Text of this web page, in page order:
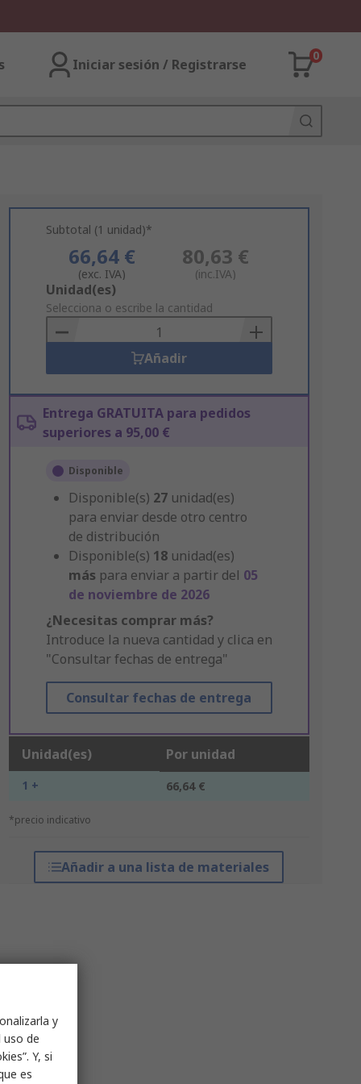
Iniciar sesión / Registrarse
0
Subtotal (1 unidad)*
66,64 €
(exc. IVA)
80,63 €
(inc.IVA)
Add
to
Basket
Unidad(es)
Selecciona o escribe la cantidad
Añadir
Entrega GRATUITA para pedidos
superiores a 95,00 €
Disponible
Disponible(s) 27 unidad(es)
para enviar desde otro centro
de distribución
Disponible(s) 18 unidad(es)
más para enviar a partir del 05
de noviembre de 2026
¿Necesitas comprar más?
Introduce la nueva cantidad y clica en
"Consultar fechas de entrega"
Consultar fechas de entrega
Unidad(es) Por unidad
1 + 66,64 €
*precio indicativo
Añadir a una lista de materiales
y
uso de
Y, si
es